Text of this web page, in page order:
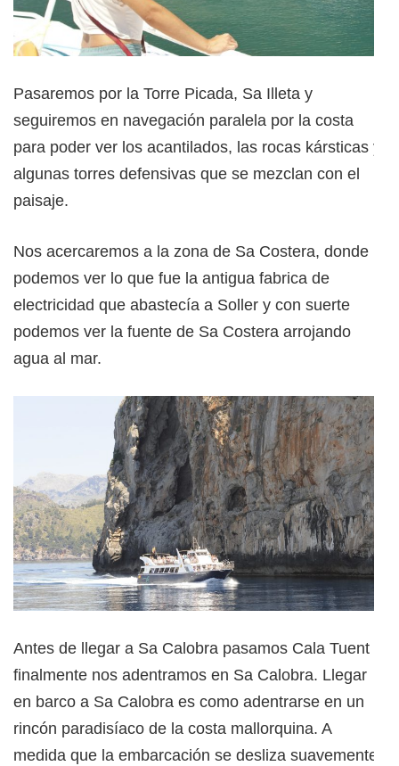
Pasaremos por la Torre Picada, Sa Illeta y
seguiremos en navegación paralela por la costa
para poder ver los acantilados, las rocas kársticas y
algunas torres defensivas que se mezclan con el
paisaje.
Nos acercaremos a la zona de Sa Costera, donde
podemos ver lo que fue la antigua fabrica de
electricidad que abastecía a Soller y con suerte
podemos ver la fuente de Sa Costera arrojando
agua al mar.
Antes de llegar a Sa Calobra pasamos Cala Tuent y
finalmente nos adentramos en Sa Calobra. Llegar
en barco a Sa Calobra es como adentrarse en un
rincón paradisíaco de la costa mallorquina. A
medida que la embarcación se desliza suavemente